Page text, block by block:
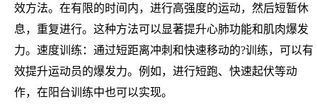
效方法。在有限的时间内，进行高强度的运动，然后短暂休
息，重复进行。这种方法可以显著提升心肺功能和肌肉爆发
力。速度训练：通过短距离冲刺和快速移动的?训练，可以有
效提升运动员的爆发力。例如，进行短跑、快速起伏等动
作，在阳台训练中也可以实现。